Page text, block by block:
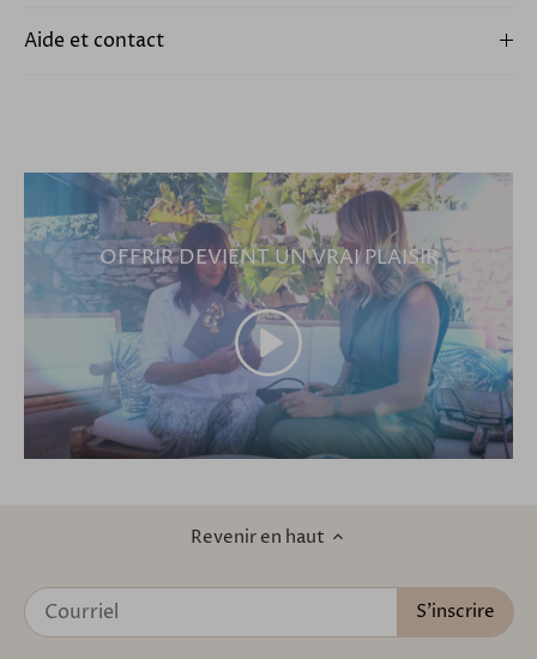
Aide et contact
OFFRIR DEVIENT UN VRAI PLAISIR
Revenir en haut